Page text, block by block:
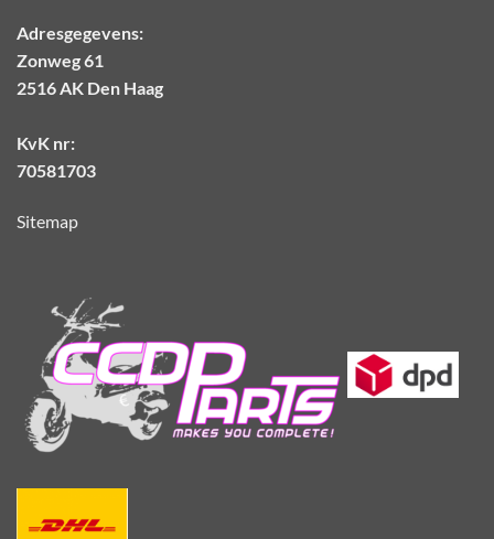
Adresgegevens:
Zonweg 61
2516 AK Den Haag
KvK nr:
70581703
Sitemap